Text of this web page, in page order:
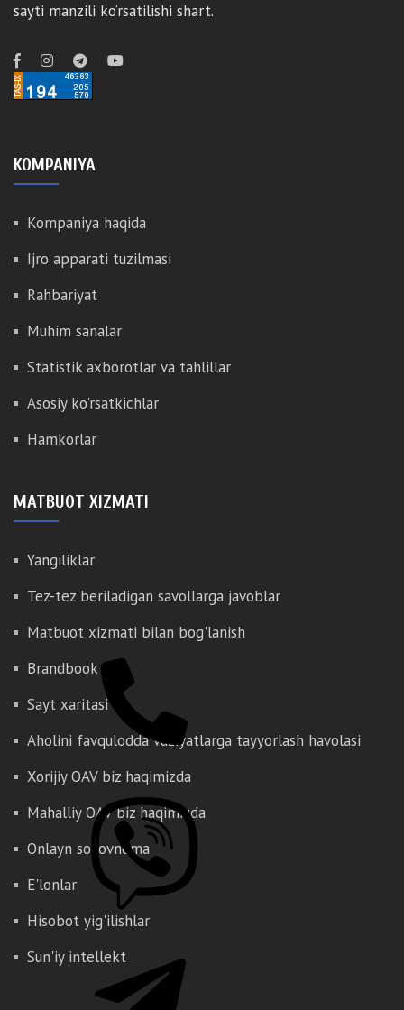
sayti manzili ko‘rsatilishi shart.
KOMPANIYA
Kompaniya haqida
Ijro apparati tuzilmasi
Rahbariyat
Muhim sanalar
Statistik axborotlar va tahlillar
Asosiy ko'rsatkichlar
Hamkorlar
MATBUOT XIZMATI
Yangiliklar
Tez-tez beriladigan savollarga javoblar
Matbuot xizmati bilan bog'lanish
Brandbook
Sayt xaritasi
Aholini favqulodda vaziyatlarga tayyorlash havolasi
Xorijiy OAV biz haqimizda
Mahalliy OAV biz haqimizda
Onlayn so'rovnoma
E'lonlar
Hisobot yig'ilishlar
Sun'iy intellekt